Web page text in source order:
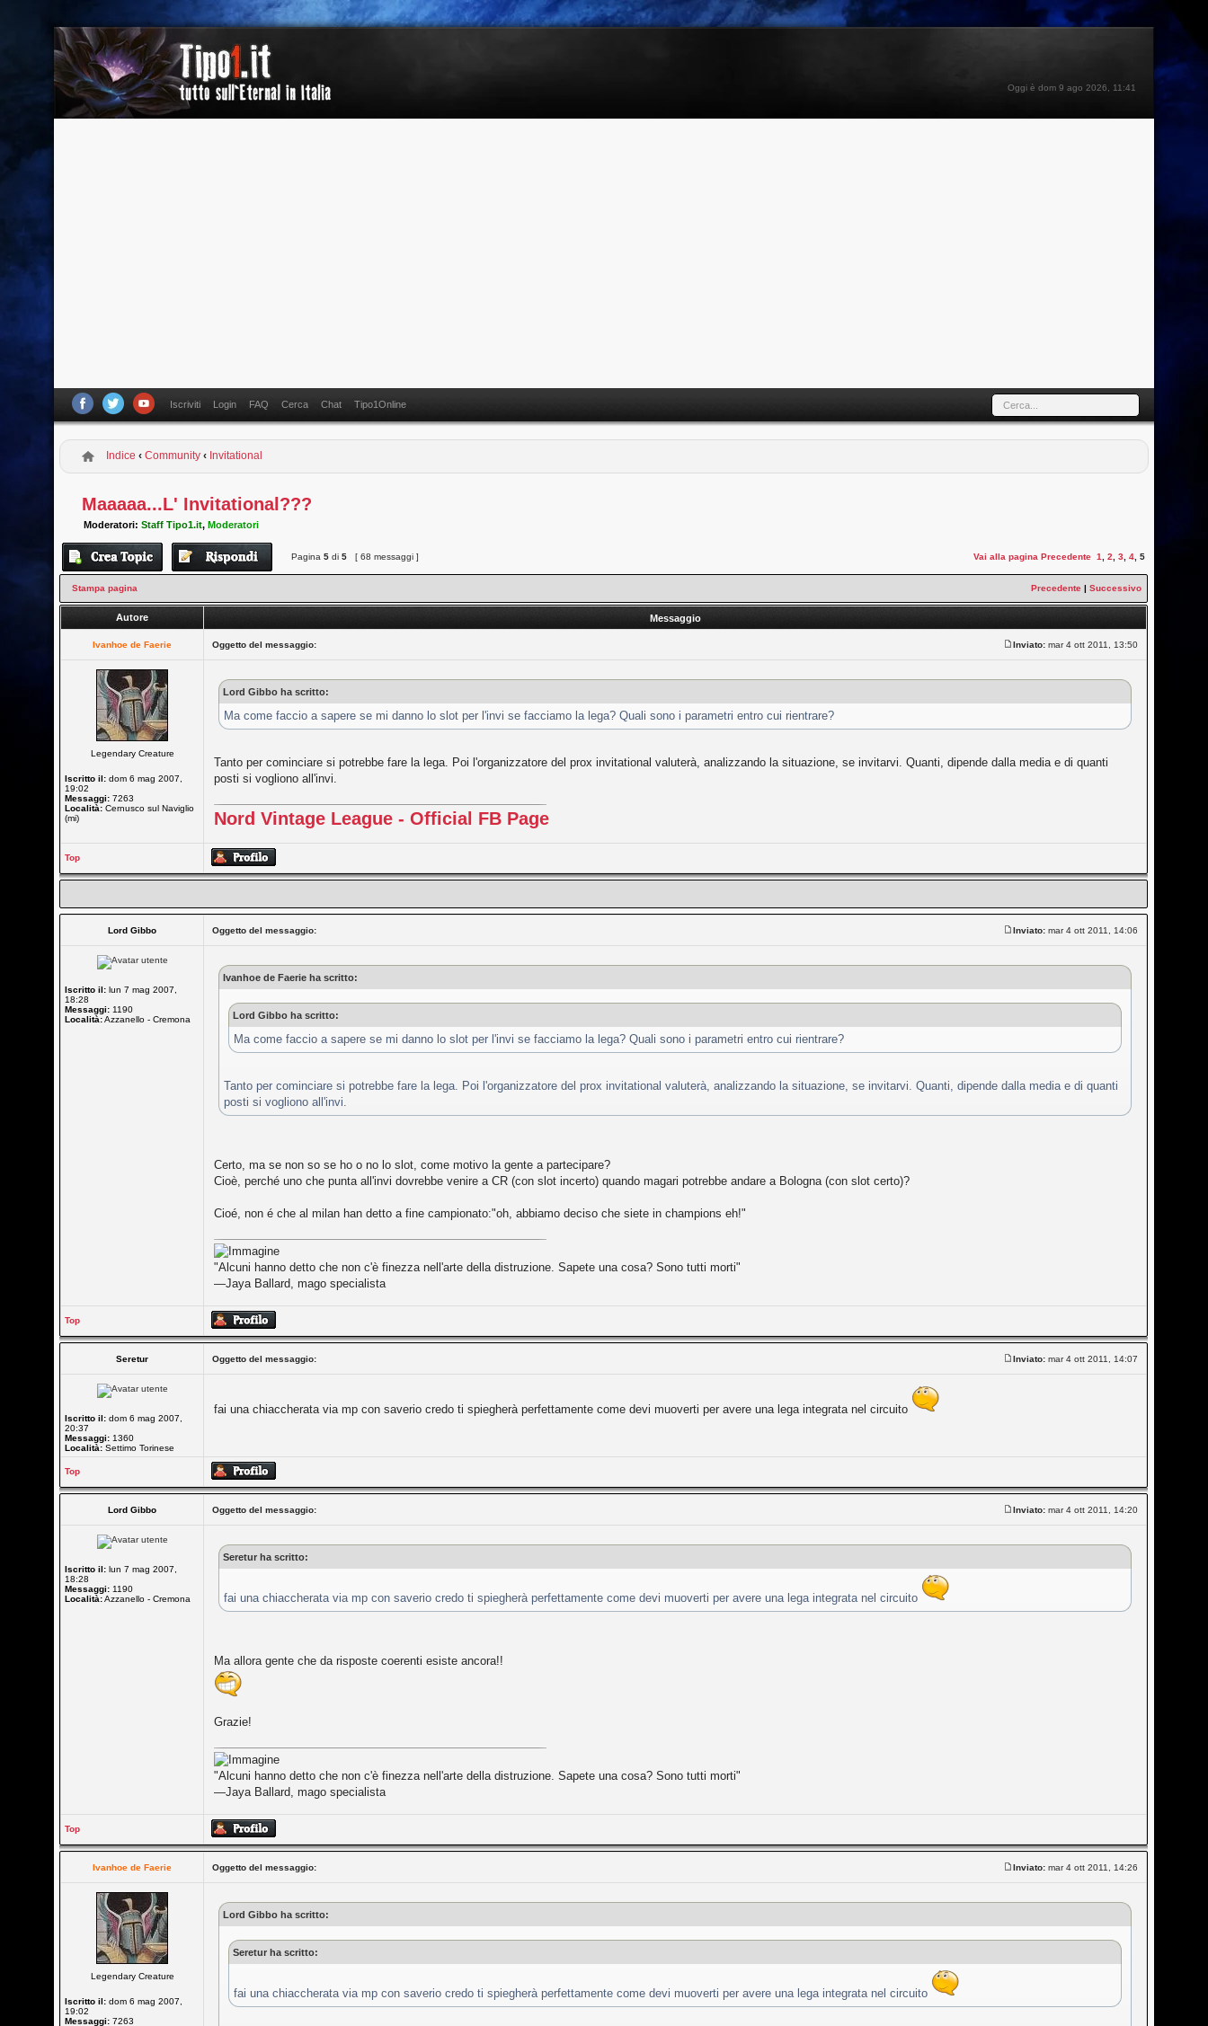
Oggi è dom 9 ago 2026, 11:41
Iscriviti Login FAQ Cerca Chat Tipo1Online
Indice ‹ Community ‹ Invitational
Maaaaa...L' Invitational???
Moderatori:Staff Tipo1.it,Moderatori
Pagina5 di5 [ 68 messaggi ] Vai alla pagina Precedente 1 ,2 ,3 ,4 ,5
Stampa pagina Precedente |Successivo
Autore Messaggio
Ivanhoe de Faerie Oggetto del messaggio: Inviato: mar 4 ott 2011, 13:50
Legendary Creature
Iscritto il: dom 6 mag 2007,
19:02
Messaggi: 7263
Località: Cernusco sul Naviglio
(mi)
Lord Gibbo ha scritto:
Ma come faccio a sapere se mi danno lo slot per l'invi se facciamo la lega? Quali sono i parametri entro cui rientrare?
Tanto per cominciare si potrebbe fare la lega. Poi l'organizzatore del prox invitational valuterà, analizzando la situazione, se invitarvi. Quanti, dipende dalla media e di quanti
posti si vogliono all'invi.
Nord Vintage League - Official FB Page
Top
Lord Gibbo Oggetto del messaggio: Inviato: mar 4 ott 2011, 14:06
Iscritto il: lun 7 mag 2007,
18:28
Messaggi: 1190
Località:Azzanello - Cremona
Ivanhoe de Faerie ha scritto:
Lord Gibbo ha scritto:
Ma come faccio a sapere se mi danno lo slot per l'invi se facciamo la lega? Quali sono i parametri entro cui rientrare?
Tanto per cominciare si potrebbe fare la lega. Poi l'organizzatore del prox invitational valuterà, analizzando la situazione, se invitarvi. Quanti, dipende dalla media e di quanti
posti si vogliono all'invi.
Certo, ma se non so se ho o no lo slot, come motivo la gente a partecipare?
Cioè, perché uno che punta all'invi dovrebbe venire a CR (con slot incerto) quando magari potrebbe andare a Bologna (con slot certo)?
Cioé, non é che al milan han detto a fine campionato:"oh, abbiamo deciso che siete in champions eh!"
"Alcuni hanno detto che non c'è finezza nell'arte della distruzione. Sapete una cosa? Sono tutti morti"
—Jaya Ballard, mago specialista
Top
Seretur Oggetto del messaggio: Inviato: mar 4 ott 2011, 14:07
Iscritto il: dom 6 mag 2007,
20:37
Messaggi: 1360
Località: Settimo Torinese
fai una chiaccherata via mp con saverio credo ti spiegherà perfettamente come devi muoverti per avere una lega integrata nel circuito
Top
Lord Gibbo Oggetto del messaggio: Inviato: mar 4 ott 2011, 14:20
Iscritto il: lun 7 mag 2007,
18:28
Messaggi: 1190
Località:Azzanello - Cremona
Seretur ha scritto:
fai una chiaccherata via mp con saverio credo ti spiegherà perfettamente come devi muoverti per avere una lega integrata nel circuito
Ma allora gente che da risposte coerenti esiste ancora!!
Grazie!
"Alcuni hanno detto che non c'è finezza nell'arte della distruzione. Sapete una cosa? Sono tutti morti"
—Jaya Ballard, mago specialista
Top
Ivanhoe de Faerie Oggetto del messaggio: Inviato: mar 4 ott 2011, 14:26
Legendary Creature
Iscritto il: dom 6 mag 2007,
19:02
Messaggi: 7263
Lord Gibbo ha scritto:
Seretur ha scritto:
fai una chiaccherata via mp con saverio credo ti spiegherà perfettamente come devi muoverti per avere una lega integrata nel circuito